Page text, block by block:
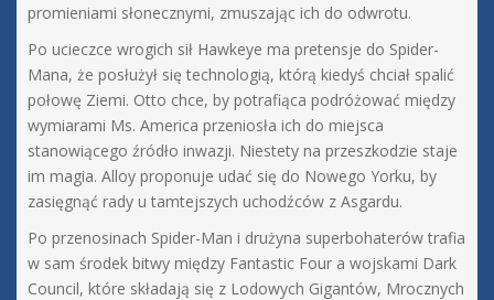
promieniami słonecznymi, zmuszając ich do odwrotu.
Po ucieczce wrogich sił Hawkeye ma pretensje do Spider-
Mana, że posłużył się technologią, którą kiedyś chciał spalić
połowę Ziemi. Otto chce, by potrafiąca podróżować między
wymiarami Ms. America przeniosła ich do miejsca
stanowiącego źródło inwazji. Niestety na przeszkodzie staje
im magia. Alloy proponuje udać się do Nowego Yorku, by
zasięgnąć rady u tamtejszych uchodźców z Asgardu.
Po przenosinach Spider-Man i drużyna superbohaterów trafia
w sam środek bitwy między Fantastic Four a wojskami Dark
Council, które składają się z Lodowych Gigantów, Mrocznych